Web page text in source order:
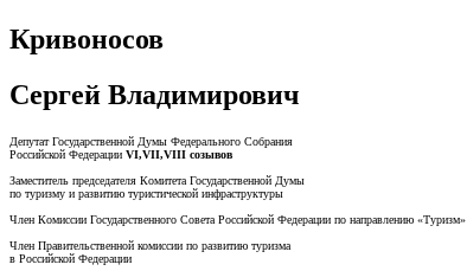
Кривоносов
Сергей Владимирович
Депутат Государственной Думы Федерального Собрания
Российской Федерации VI,VII,VIII созывов
Заместитель председателя Комитета Государственной Думы
по туризму и развитию туристической инфраструктуры
Член Комиссии Государственного Совета Российской Федерации по направлению «Туризм»
Член Правительственной комиссии по развитию туризма
в Российской Федерации